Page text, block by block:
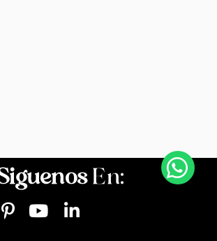
En: